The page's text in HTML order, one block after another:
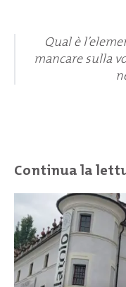
Qual è
mancare sulla
Continua la